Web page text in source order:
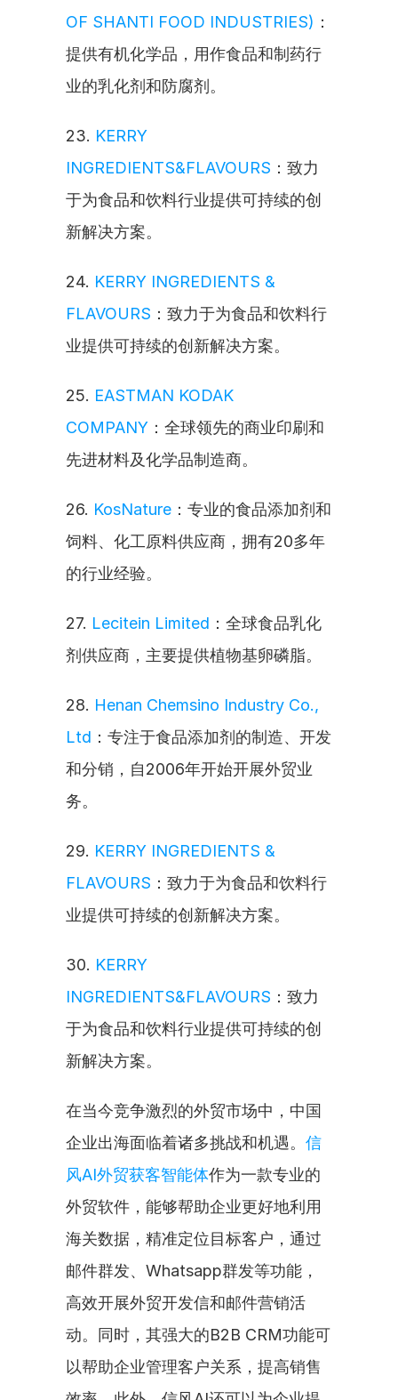
OF SHANTI FOOD INDUSTRIES) ：
提供有机化学品，用作食品和制药行
业的乳化剂和防腐剂。
23. KERRY
INGREDIENTS&FLAVOURS ：致力
于为食品和饮料行业提供可持续的创
新解决方案。
24. KERRY INGREDIENTS &
FLAVOURS ：致力于为食品和饮料行
业提供可持续的创新解决方案。
25. EASTMAN KODAK
COMPANY ：全球领先的商业印刷和
先进材料及化学品制造商。
26. KosNature ：专业的食品添加剂和
饲料、化工原料供应商，拥有20多年
的行业经验。
27. Lecitein Limited ：全球食品乳化
剂供应商，主要提供植物基卵磷脂。
28. Henan Chemsino Industry Co.,
Ltd ：专注于食品添加剂的制造、开发
和分销，自2006年开始开展外贸业
务。
29. KERRY INGREDIENTS &
FLAVOURS ：致力于为食品和饮料行
业提供可持续的创新解决方案。
30. KERRY
INGREDIENTS&FLAVOURS ：致力
于为食品和饮料行业提供可持续的创
新解决方案。
在当今竞争激烈的外贸市场中，中国
企业出海面临着诸多挑战和机遇。 信
风AI外贸获客智能体作为一款专业的
外贸软件，能够帮助企业更好地利用
海关数据，精准定位目标客户，通过
邮件群发、Whatsapp群发等功能，
高效开展外贸开发信和邮件营销活
动。同时，其强大的B2B CRM功能可
以帮助企业管理客户关系，提高销售